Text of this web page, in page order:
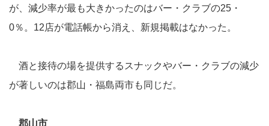
が、減少率が最も大きかったのはバー・クラブの25・
0％。12店が電話帳から消え、新規掲載はなかった。
酒と接待の場を提供するスナックやバー・クラブの減少
が著しいのは郡山・福島両市も同じだ。
郡山市